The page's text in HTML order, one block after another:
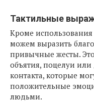
Тактильные
Кроме использования
можем выразить
привычные жесты.
объятия, поцелуи
контакта, которые
положительные
людьми.